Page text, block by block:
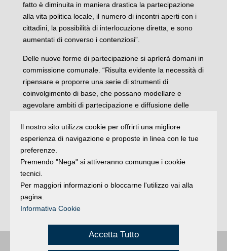
fatto è diminuita in maniera drastica la partecipazione
alla vita politica locale, il numero di incontri aperti con i
cittadini, la possibilità di interlocuzione diretta, e sono
aumentati di converso i contenziosi”.
Delle nuove forme di partecipazione si aprlerà domani in
commissione comunale. “Risulta evidente la necessità di
ripensare e proporre una serie di strumenti di
coinvolgimento di base, che possano modellare e
agevolare ambiti di partecipazione e diffusione delle
locale più serena e partecipata. Occorre promuovere la
partecipazione diretta della popolazione al governo della
comunità valorizzando le proposte cittadine in materia di
progetti, programmi di interventi e di pareri consultivi
sugli atti fondamentali del Comune. E’ necessario
avvicinare le aree periferiche, compreso quelle più
recenti, alle scelte della Città e ricreare luoghi di incontro
e di confronto”.
Il nostro sito utilizza cookie per offrirti una migliore
esperienza di navigazione e proposte in linea con le tue
preferenze.
Premendo "Nega" si attiveranno comunque i cookie
tecnici.
Per maggiori informazioni o bloccarne l'utilizzo vai alla
pagina.
Informativa Cookie
Accetta Tutto